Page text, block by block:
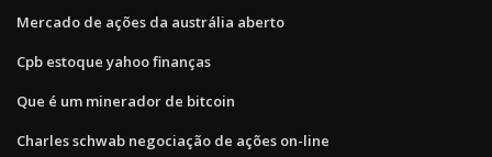
Mercado de ações da austrália aberto
Cpb estoque yahoo finanças
Que é um minerador de bitcoin
Charles schwab negociação de ações on-line